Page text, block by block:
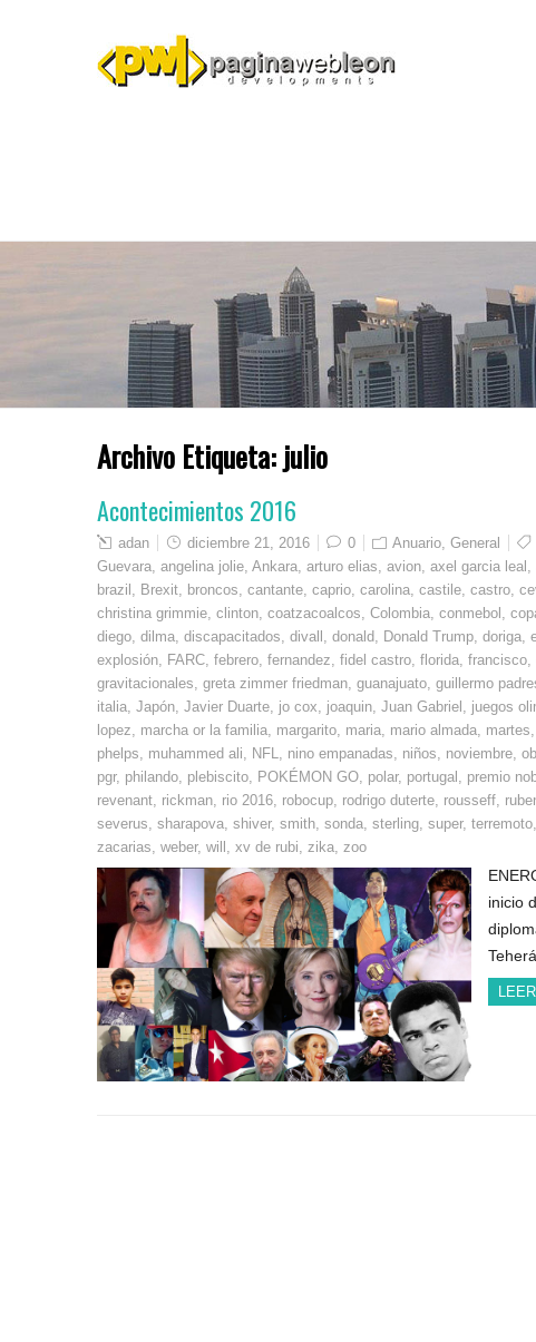
Archivo Etiqueta:julio
Acontecimientos 2016
adan diciembre 21, 2016 0 Anuario, General
Guevara, angelina jolie, Ankara, arturo elias, avion, axel garcia leal ,
brazil , Brexit, broncos, cantante, caprio, carolina, castile, castro,
christina grimmie, clinton, coatzacoalcos, Colombia, conmebol ,
diego, dilma, discapacitados, divall , donald, Donald Trump, doriga,
explosión, FARC, febrero, fernandez, fidel castro, florida, francisco,
gravitacionales, greta zimmer friedman, guanajuato, guillermo
italia, Japón, Javier Duarte, jo cox, joaquin, Juan Gabriel , juegos
lopez, marcha or la familia, margarito, maria, mario almada, martes,
phelps, muhammed ali, NFL, nino empanadas, niños, noviembre,
pgr, philando, plebiscito, POKÉMON GO, polar, portugal , premio
revenant, rickman, rio 2016, robocup, rodrigo duterte, rousseff,
severus, sharapova, shiver, smith, sonda, sterling, super, terremoto,
zacarias, weber, will , xv de rubi, zika, zoo
inicio